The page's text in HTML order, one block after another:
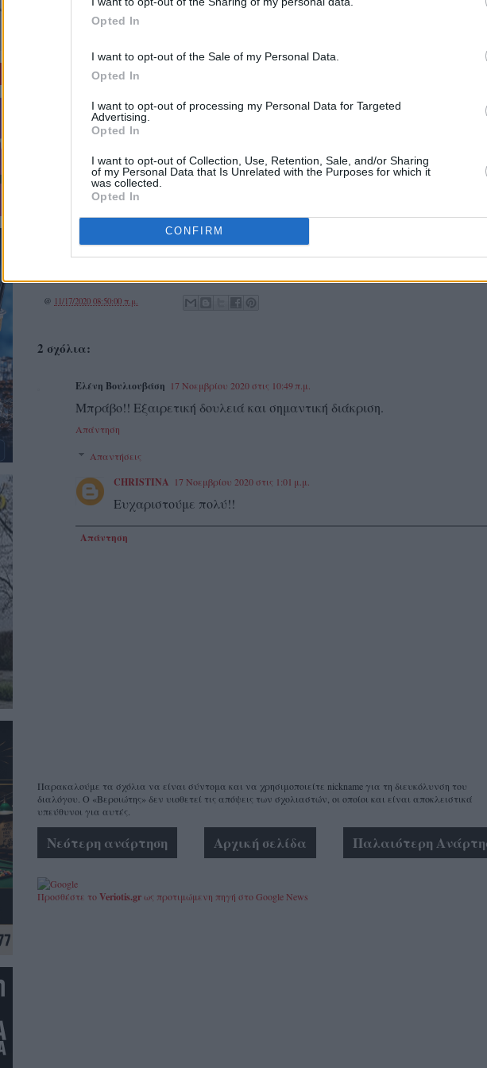
Opted In
I want to opt-out of the Sale of my Personal Data.
Opted In
I want to opt-out of processing my Personal Data for Targeted
Advertising.
Opted In
I want to opt-out of Collection, Use, Retention, Sale, and/or Sharing
of my Personal Data that Is Unrelated with the Purposes for which it
was collected.
Opted In
CONFIRM
@ 11/17/2020 08:50:00 π.μ.
2 σχόλια:
Ελένη Βουλιουβάση 17 Νοεμβρίου 2020 στις 10:49 π.μ.
Μπράβο!! Εξαιρετική δουλειά και σημαντική διάκριση.
Απάντηση
Απαντήσεις
CHRISTINA 17 Νοεμβρίου 2020 στις 1:01 μ.μ.
Ευχαριστούμε πολύ!!
Απάντηση
Παρακαλούμε τα σχόλια να είναι σύντομα και να χρησιμοποιείτε nickname για τη διευκόλυνση του
διαλόγου. Ο «Βεροιώτης» δεν υιοθετεί τις απόψεις των σχολιαστών, οι οποίοι και είναι αποκλειστικά
υπεύθυνοι για αυτές.
Νεότερη ανάρτηση Παλαιότερη
Αρχική σελίδα
Προσθέστε τοVeriotis.grως προτιμώμενη πηγή στο Google News